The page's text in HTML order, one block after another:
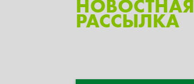
НОВОСТНАЯ
РАССЫЛКА